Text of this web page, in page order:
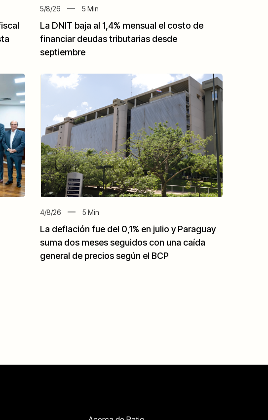
5/8/26 5 Min
La DNIT baja al 1,4% mensual el costo de
financiar deudas tributarias desde
septiembre
4/8/26 5 Min
La deflación fue del 0,1% en julio y Paraguay
suma dos meses seguidos con una caída
general de precios según el BCP